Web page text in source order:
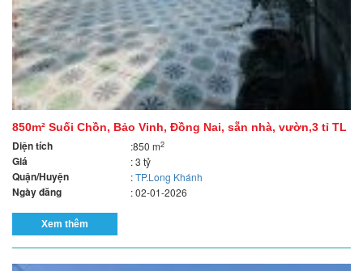
850m² Suối Chồn, Bảo Vinh, Đồng Nai, sẵn nhà, vườn,3 tỉ TL
Diện tích :850 m2
Giá : 3 tỷ
Quận/Huyện :TP.Long Khánh
Ngày đăng : 02-01-2026
Xem thêm